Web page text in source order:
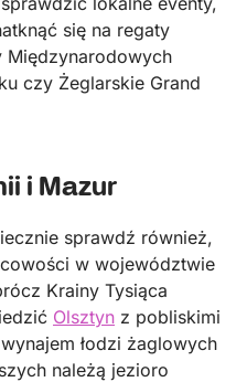
się na regaty
Międzynarodowych
czy Żeglarskie Grand
i Mazur
sprawdź również,
w województwie
Krainy Tysiąca
Olsztyn z pobliskimi
łodzi żaglowych
należą jezioro